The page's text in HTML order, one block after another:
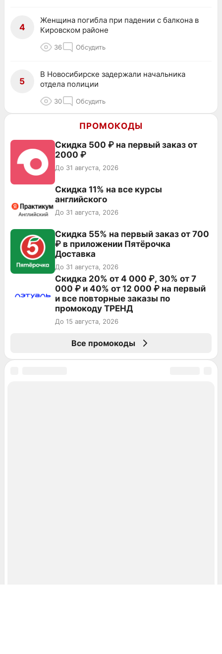
4
Женщина погибла при падении с балкона в
Кировском районе
36 Обсудить
5
В Новосибирске задержали начальника
отдела полиции
30 Обсудить
ПРОМОКОДЫ
Скидка 500 ₽ на первый заказ от
2000 ₽
До 31 августа, 2026
Скидка 11% на все курсы
английского
До 31 августа, 2026
Скидка 55% на первый заказ от 700
₽ в приложении Пятёрочка
Доставка
До 31 августа, 2026
Скидка 20% от 4 000 ₽, 30% от 7
000 ₽ и 40% от 12 000 ₽ на первый
и все повторные заказы по
промокоду ТРЕНД
До 15 августа, 2026
Все промокоды